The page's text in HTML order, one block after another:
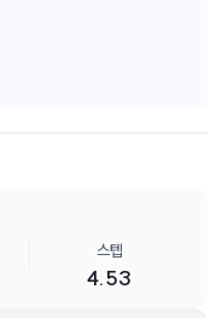
스텝
4.53